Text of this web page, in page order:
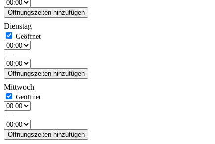
Öffnungszeiten hinzufügen
Dienstag
—
Öffnungszeiten hinzufügen
Mittwoch
—
Öffnungszeiten hinzufügen